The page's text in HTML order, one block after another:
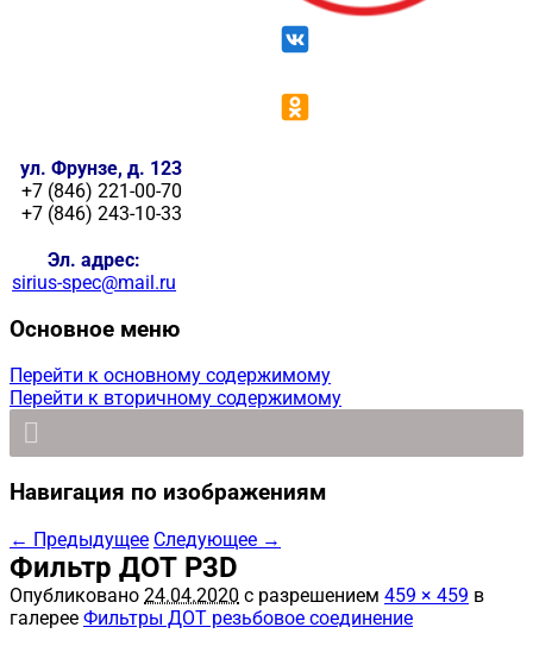
ул. Фрунзе, д. 123
+7 (846) 221-00-70
+7 (846) 243-10-33
Эл. адрес:
sirius-spec@mail.ru
Основное меню
Перейти к основному содержимому
Перейти к вторичному содержимому
Навигация по изображениям
← Предыдущее Следующее →
Фильтр ДОТ P3D
Опубликовано 24.04.2020 с разрешением 459 × 459 в
галерее Фильтры ДОТ резьбовое соединение